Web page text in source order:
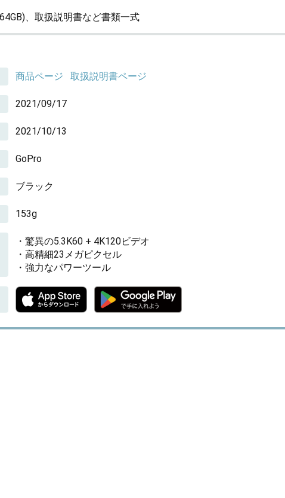
、取扱説明書など書類一式
商品ページ 取扱説明書ページ
2021/09/17
2021/10/13
GoPro
ブラック
153g
・驚異の5.3K60 + 4K120ビデオ
・高精細23メガピクセル
・強力なパワーツール